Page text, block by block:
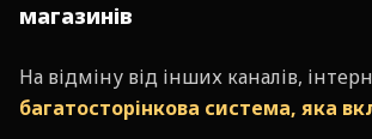
магазинів
На відміну від інших каналів,
багатосторінкова система, яка